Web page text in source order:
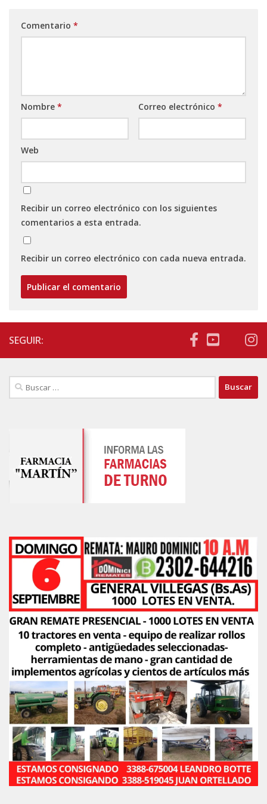
Comentario *
Nombre * Correo electrónico *
Web
Recibir un correo electrónico con los siguientes
comentarios a esta entrada.
Recibir un correo electrónico con cada nueva entrada.
SEGUIR:
Buscar: